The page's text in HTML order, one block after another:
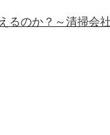
るのか？～清掃会